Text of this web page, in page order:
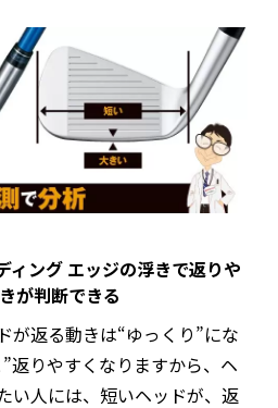
ィング エッジの浮きで返りや
が判断できる
が返る動きは“ゆっくり”にな
返りやすくなりますから、ヘ
い人には、短いヘッドが、返